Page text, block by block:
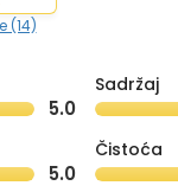
(14)
5.0
Sadržaj
5.0
Čistoća